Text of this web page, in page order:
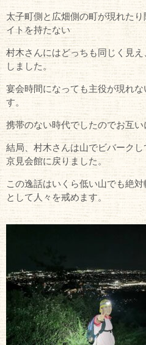
太子町側と広畑側の町が現れた
イトを持たない
村木さんにはどっちも同じく見
しました。
宴会時間になっても主役が現れ
す。
携帯のない時代でしたのでお互い
結局、村木さんは山でビバーク
京見会館に戻りました。
この逸話はいくら低い山でも絶
として人々を戒めます。